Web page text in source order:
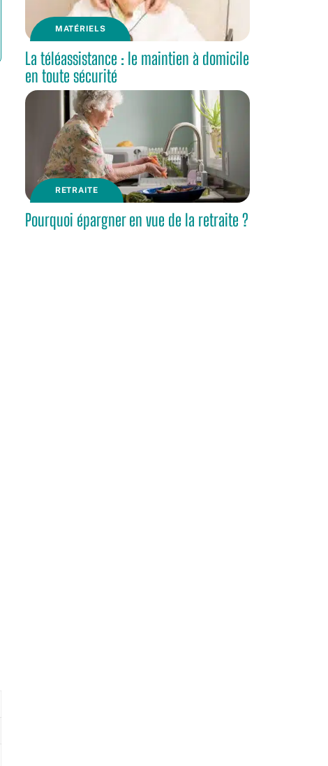
MATÉRIELS
La téléassistance : le maintien à domicile
en toute sécurité
RETRAITE
Pourquoi épargner en vue de la retraite ?